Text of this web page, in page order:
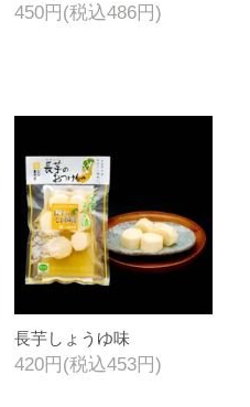
450円(税込486円)
長芋しょうゆ味
420円(税込453円)